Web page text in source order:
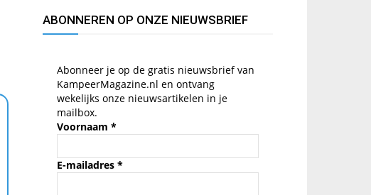
ABONNEREN OP ONZE NIEUWSBRIEF
Abonneer je op de gratis nieuwsbrief van
KampeerMagazine.nl en ontvang
wekelijks onze nieuwsartikelen in je
mailbox.
Voornaam *
E-mailadres *